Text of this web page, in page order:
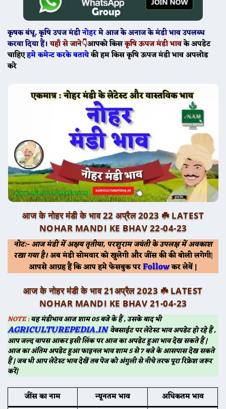
कृषक बंधू, कृषि उपज मंडीनोहरमेआज केअनाज के मंडी भाव उपलब्ध
करवा दिया हैं। यहाँ से जाने👇आपको किसकृषि ऊपज मंडी भावके अपडेट
चाहिएहमे कमेन्ट करके बतायेकी हम किस कृषि ऊपज मंडी भाव अपलोड
करे
आज के नोहर मंडी के भाव 22 अप्रैल 2023 ☘️ LATEST
NOHAR MANDI KE BHAV 22-04-23
नोट:- आज मंडी में अक्षय तृतीया, परशुराम जयंती के उपलक्ष में अवकाश
रखा गया है।अब मंडी सोमवार को खुलेगी और जींस की की बोली लगेगी|
आपसे आग्रह हैं कि आप हमे फेसबुक परFollowकर लेवें |
आज के नोहर मंडी के भाव 21अप्रैल 2023 ☘️ LATEST
NOHAR MANDI KE BHAV 21-04-23
NOTE :यह मंडीभाव आज शाम 05 बजे के हैं , उसके बाद भी
AGRICULTUREPEDIA.INवेबसाईट पर लेटेस्ट भाव अपडेट हो रहे हैं ,
आप जल्द वापस आकर इसी लिंक पर आज का अपडेट हुआ भाव देख सकते हैं |
आज का अंतिम अपडेट हुआ फाइनल भाव शाम 5 से 7 बजे के आसपास देख सकते
हैं | जब भी आप लेटेस्ट भाव देखें तब पेज को अंगुली से नीचे तरफ पूरा रिफ्रेश जरूर
करें|
जींस का नाम न्यूनतम भाव
अधिकतम भाव